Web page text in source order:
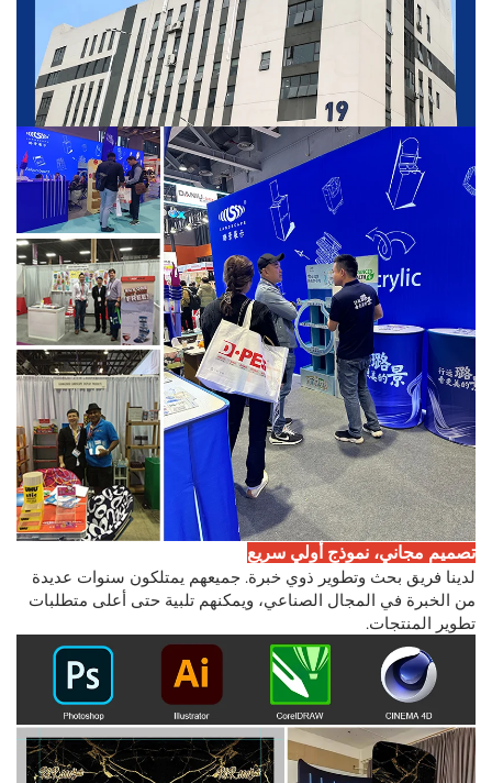
تصميم مجاني، نموذج أولي سريع
لدينا فريق بحث وتطوير ذوي خبرة. جميعهم يمتلكون سنوات عديدة
من الخبرة في المجال الصناعي، ويمكنهم تلبية حتى أعلى متطلبات
تطوير المنتجات.